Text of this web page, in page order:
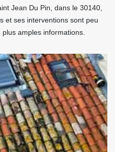
Jean Du Pin, dans le 30140,
et ses interventions sont peu
amples informations.